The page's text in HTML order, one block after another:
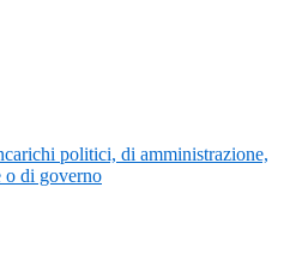
politici, di amministrazione,
o di governo